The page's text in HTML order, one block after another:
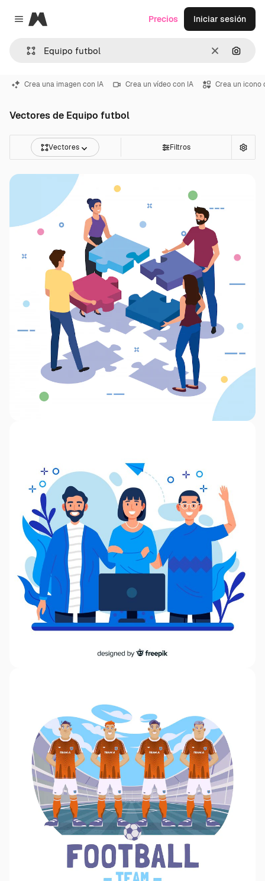
Close menu
Magnific
Borrar
Precios Iniciar sesión
Crea una imagen con IA Crea un vídeo con IA Crea un icono
Vectores de Equipo futbol
Vectores Filtros